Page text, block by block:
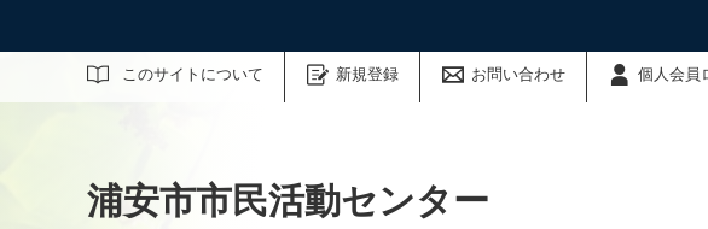
このサイトについて 新規登録 お問い合わせ 個人会員
サイト内検索
浦安市市民活動センター